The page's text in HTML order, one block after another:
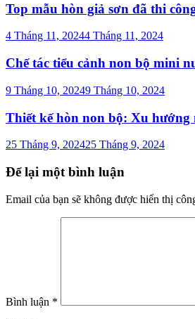
Top mẫu hòn giả sơn đã thi
4 Tháng 11, 20244 Tháng 11, 2024
Chế tác tiểu cảnh non bộ mini
9 Tháng 10, 20249 Tháng 10, 2024
Thiết kế hòn non bộ: Xu hướng
25 Tháng 9, 202425 Tháng 9, 2024
Để lại một bình luận
Email của bạn sẽ không được hiển thị
Bình luận *